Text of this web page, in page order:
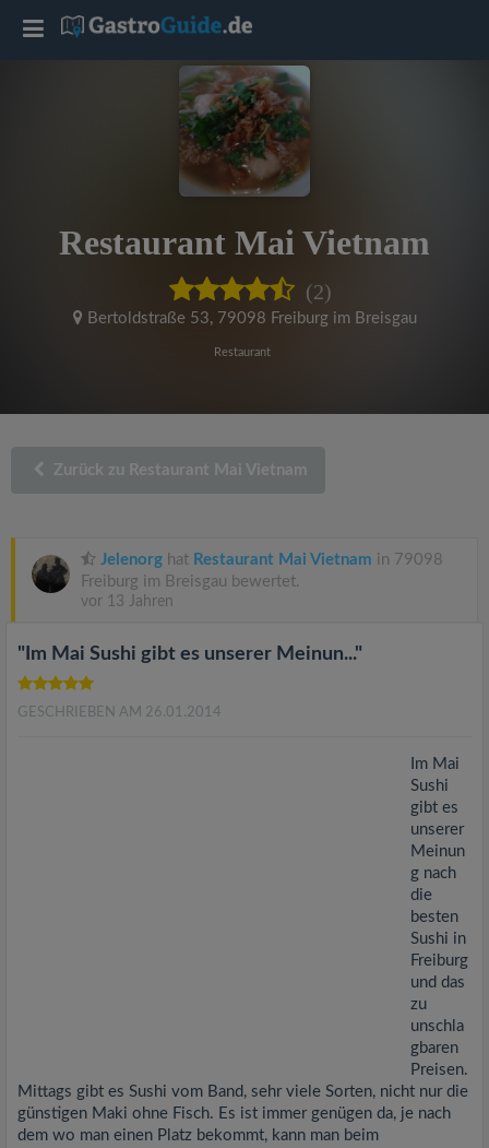
Restaurant Mai Vietnam
(2)
Bertoldstraße 53, 79098 Freiburg im Breisgau
Restaurant
Zurück zu Restaurant Mai Vietnam
Jelenorg hat Restaurant Mai Vietnam in 79098
Freiburg im Breisgau bewertet.
vor 13 Jahren
"Im Mai Sushi gibt es unserer Meinun..."
GESCHRIEBEN AM 26.01.2014
Im Mai
Sushi
gibt es
unserer
Meinun
g nach
die
besten
Sushi in
Freiburg
und das
zu
unschla
gbaren
Preisen.
Mittags gibt es Sushi vom Band, sehr viele Sorten, nicht nur die
günstigen Maki ohne Fisch. Es ist immer genügen da, je nach
dem wo man einen Platz bekommt, kann man beim
T
a
t